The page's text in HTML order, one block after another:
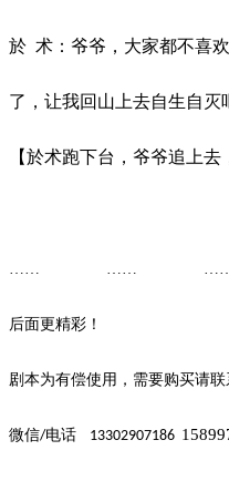
於 术：爷爷，大家都不喜
了，让我回山上去自生自灭
【於术跑下台，爷爷追上
后面更精彩！
剧本为有偿使用，需要购买请联
微信/电话 13302907186